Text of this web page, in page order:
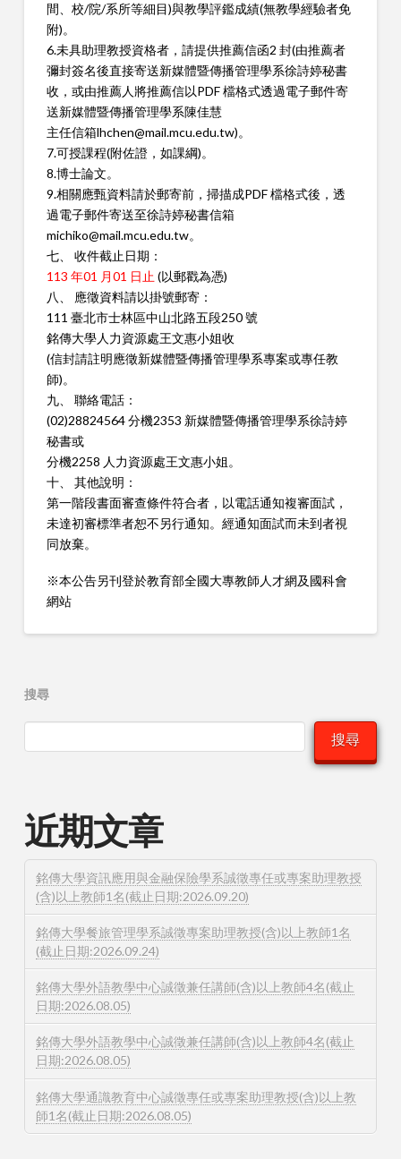
間、校/院/系所等細目)與教學評鑑成績(無教學經驗者免
附)。
6.未具助理教授資格者，請提供推薦信函2 封(由推薦者
彌封簽名後直接寄送新媒體暨傳播管理學系徐詩婷秘書
收，或由推薦人將推薦信以PDF 檔格式透過電子郵件寄
送新媒體暨傳播管理學系陳佳慧
主任信箱lhchen@mail.mcu.edu.tw)。
7.可授課程(附佐證，如課綱)。
8.博士論文。
9.相關應甄資料請於郵寄前，掃描成PDF 檔格式後，透
過電子郵件寄送至徐詩婷秘書信箱
michiko@mail.mcu.edu.tw。
七、 收件截止日期：
113 年01 月01 日止 (以郵戳為憑)
八、 應徵資料請以掛號郵寄：
111 臺北市士林區中山北路五段250 號
銘傳大學人力資源處王文惠小姐收
(信封請註明應徵新媒體暨傳播管理學系專案或專任教
師)。
九、 聯絡電話：
(02)28824564 分機2353 新媒體暨傳播管理學系徐詩婷
秘書或
分機2258 人力資源處王文惠小姐。
十、 其他說明：
第一階段書面審查條件符合者，以電話通知複審面試，
未達初審標準者恕不另行通知。經通知面試而未到者視
同放棄。
※本公告另刊登於教育部全國大專教師人才網及國科會
網站
搜尋
搜尋
近期文章
銘傳大學資訊應用與金融保險學系誠徵專任或專案助理教授
(含)以上教師1名(截止日期:2026.09.20)
銘傳大學餐旅管理學系誠徵專案助理教授(含)以上教師1名
(截止日期:2026.09.24)
銘傳大學外語教學中心誠徵兼任講師(含)以上教師4名(截止
日期:2026.08.05)
銘傳大學外語教學中心誠徵兼任講師(含)以上教師4名(截止
日期:2026.08.05)
銘傳大學通識教育中心誠徵專任或專案助理教授(含)以上教
師1名(截止日期:2026.08.05)